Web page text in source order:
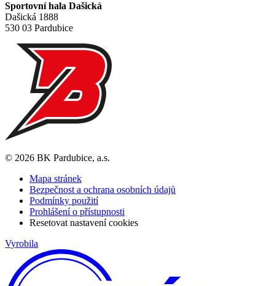
Sportovní hala Dašická
Dašická 1888
530 03 Pardubice
© 2026 BK Pardubice, a.s.
Mapa stránek
Bezpečnost a ochrana osobních údajů
Podmínky použití
Prohlášení o přístupnosti
Resetovat nastavení cookies
Vyrobila